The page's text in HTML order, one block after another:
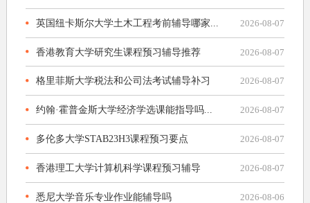
英国纽卡斯尔大学土木工程考前辅导哪家... 2026-08-07
香港教育大学研究生课程预习辅导推荐 2026-08-07
格里菲斯大学税法和公司法考试辅导补习 2026-08-07
约翰·霍普金斯大学经济学选课能指导吗... 2026-08-07
多伦多大学STAB23H3课程预习要点 2026-08-07
香港理工大学计算机科学课程预习辅导 2026-08-07
悉尼大学音乐专业作业能辅导吗 2026-08-06